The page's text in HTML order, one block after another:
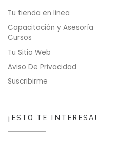
Tu tienda en linea
Capacitación y Asesoría
Cursos
Tu Sitio Web
Aviso De Privacidad
Suscribirme
¡ESTO TE INTERESA!